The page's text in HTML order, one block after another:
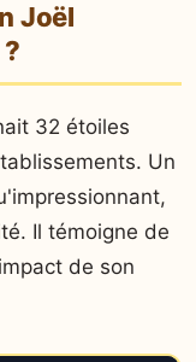
Joël
32 étoiles
Un
Il témoigne de
de son